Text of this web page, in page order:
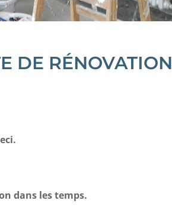
DE RÉNOVATION
dans les temps.